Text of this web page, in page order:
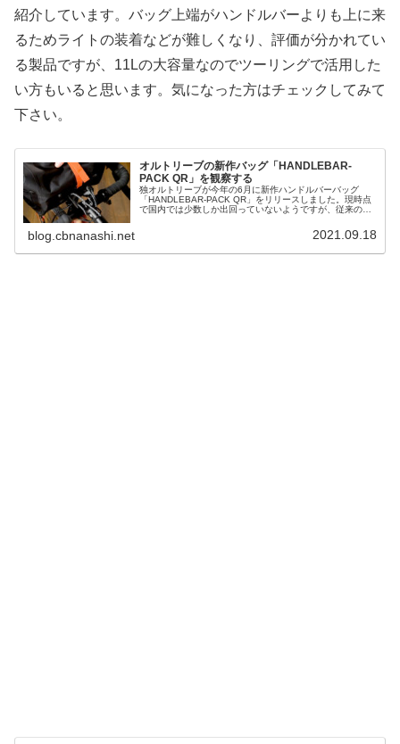
紹介しています。バッグ上端がハンドルバーよりも上に来
るためライトの装着などが難しくなり、評価が分かれてい
る製品ですが、11Lの大容量なのでツーリングで活用した
い方もいると思います。気になった方はチェックしてみて
下さい。
オルトリーブの新作バッグ「HANDLEBAR-
PACK QR」を観察する
独オルトリーブが今年の6月に新作ハンドルバーバッグ
「HANDLEBAR-PACK QR」をリリースしました。現時点
で国内では少数しか出回っていないようですが、従来のオ
blog.cbnanashi.net 2021.09.18